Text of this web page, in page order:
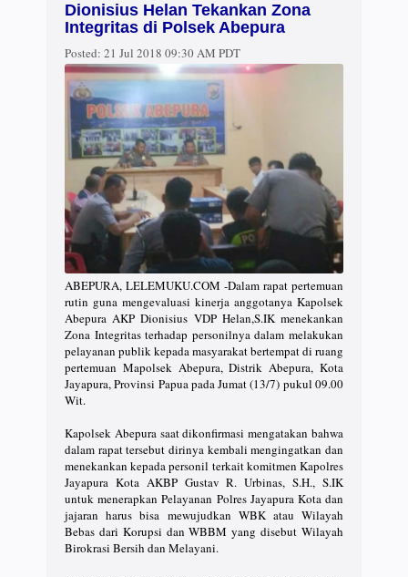
Dionisius Helan Tekankan Zona
Integritas di Polsek Abepura
Posted: 21 Jul 2018 09:30 AM PDT
ABEPURA, LELEMUKU.COM -Dalam rapat pertemuan
rutin guna mengevaluasi kinerja anggotanya Kapolsek
Abepura AKP Dionisius VDP Helan,S.IK menekankan
Zona Integritas terhadap personilnya dalam melakukan
pelayanan publik kepada masyarakat bertempat di ruang
pertemuan Mapolsek Abepura, Distrik Abepura, Kota
Jayapura, Provinsi Papua pada Jumat (13/7) pukul 09.00
Wit.
Kapolsek Abepura saat dikonfirmasi mengatakan bahwa
dalam rapat tersebut dirinya kembali mengingatkan dan
menekankan kepada personil terkait komitmen Kapolres
Jayapura Kota AKBP Gustav R. Urbinas, S.H., S.IK
untuk menerapkan Pelayanan Polres Jayapura Kota dan
jajaran harus bisa mewujudkan WBK atau Wilayah
Bebas dari Korupsi dan WBBM yang disebut Wilayah
Birokrasi Bersih dan Melayani.